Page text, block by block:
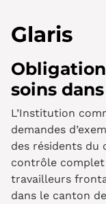
Glaris
Obligation
soins
L’Institution
demandes
des résidents du
contrôle complet
travailleurs
dans le canton